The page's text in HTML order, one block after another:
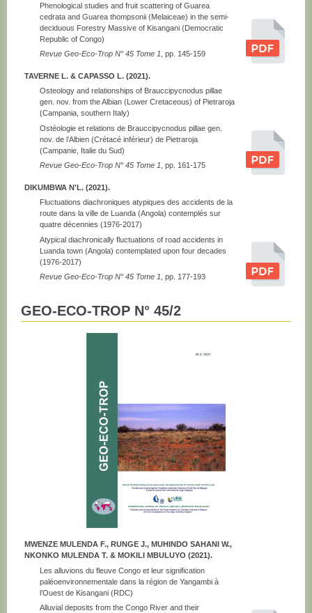
Phenological studies and fruit scattering of Guarea
cedrata and Guarea thompsonii (Melaiceae) in the semi-
deciduous Forestry Massive of Kisangani (Democratic
Republic of Congo)
Revue Geo-Eco-Trop N° 45 Tome 1 , pp. 145-159
TAVERNE L. & CAPASSO L. (2021).
Osteology and relationships of Brauccipycnodus pillae
gen. nov. from the Albian (Lower Cretaceous) of Pietraroja
(Campania, southern Italy)
Ostéologie et relations de Brauccipycnodus pillae gen.
nov. de l’Albien (Crétacé inférieur) de Pietraroja
(Campanie, Italie du Sud)
Revue Geo-Eco-Trop N° 45 Tome 1 , pp. 161-175
DIKUMBWA N'L. (2021).
Fluctuations diachroniques atypiques des accidents de la
route dans la ville de Luanda (Angola) contemplés sur
quatre décennies (1976-2017)
Atypical diachronically fluctuations of road accidents in
Luanda town (Angola) contemplated upon four decades
(1976-2017)
Revue Geo-Eco-Trop N° 45 Tome 1 , pp. 177-193
GEO-ECO-TROP N° 45/2
MWENZE MULENDA F., RUNGE J., MUHINDO SAHANI W.,
NKONKO MULENDA T. & MOKILI MBULUYO (2021).
Les alluvions du fleuve Congo et leur signification
paléoenvironnementale dans la région de Yangambi à
l’Ouest de Kisangani (RDC)
Alluvial deposits from the Congo River and their